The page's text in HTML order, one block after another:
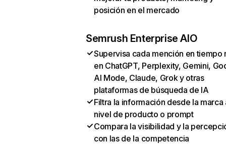
posición en el mercado
Semrush Enterprise AIO
Supervisa cada mención en tiempo
en ChatGPT, Perplexity, Gemini,
AI Mode, Claude, Grok y otras
plataformas de búsqueda de IA
Filtra la información desde la marca
nivel de producto o prompt
Compara la visibilidad y la
con las de la competencia